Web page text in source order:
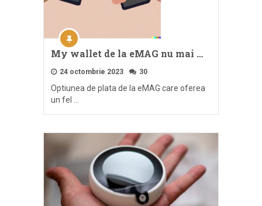
My wallet de la eMAG nu mai …
24 octombrie 2023 30
Optiunea de plata de la eMAG care oferea
un fel …